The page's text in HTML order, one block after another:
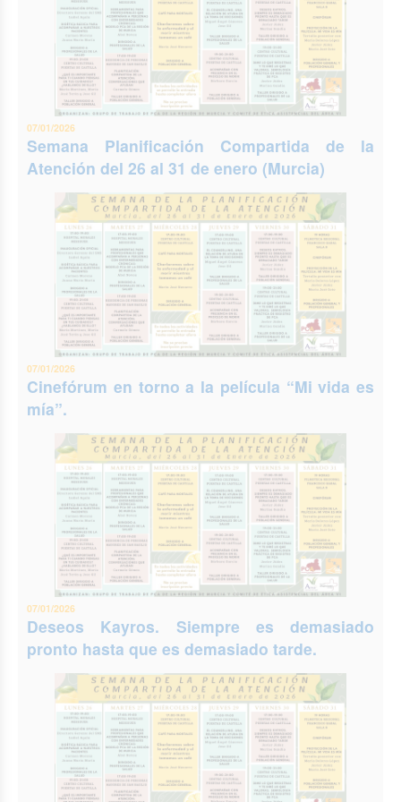
07/01/2026
Semana Planificación Compartida de la
Atención del 26 al 31 de enero (Murcia)
07/01/2026
Cinefórum en torno a la película “Mi vida es
mía”.
07/01/2026
Deseos Kayros. Siempre es demasiado
pronto hasta que es demasiado tarde.